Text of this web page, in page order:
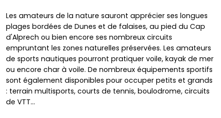
Les amateurs de la nature sauront apprécier ses longues
plages bordées de Dunes et de falaises, au pied du Cap
d'Alprech ou bien encore ses nombreux circuits
empruntant les zones naturelles préservées. Les amateurs
de sports nautiques pourront pratiquer voile, kayak de mer
ou encore char à voile. De nombreux équipements sportifs
sont également disponibles pour occuper petits et grands
: terrain multisports, courts de tennis, boulodrome, circuits
de VTT...